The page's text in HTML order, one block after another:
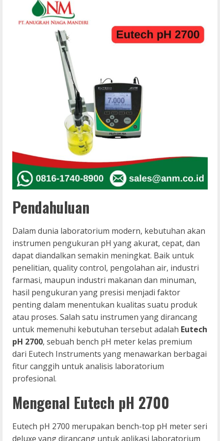
Pendahuluan
Dalam dunia laboratorium modern, kebutuhan akan
instrumen pengukuran pH yang akurat, cepat, dan
dapat diandalkan semakin meningkat. Baik untuk
penelitian, quality control, pengolahan air, industri
farmasi, maupun industri makanan dan minuman,
hasil pengukuran yang presisi menjadi faktor
penting dalam menentukan kualitas suatu produk
atau proses. Salah satu instrumen yang dirancang
untuk memenuhi kebutuhan tersebut adalah Eutech
pH 2700, sebuah bench pH meter kelas premium
dari Eutech Instruments yang menawarkan berbagai
fitur canggih untuk analisis laboratorium
profesional.
Mengenal Eutech pH 2700
Eutech pH 2700 merupakan bench-top pH meter seri
deluxe yang dirancang untuk aplikasi laboratorium